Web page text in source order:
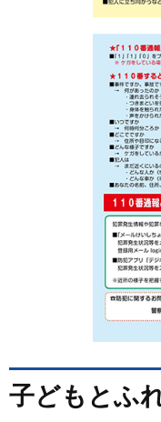
子どもとふ